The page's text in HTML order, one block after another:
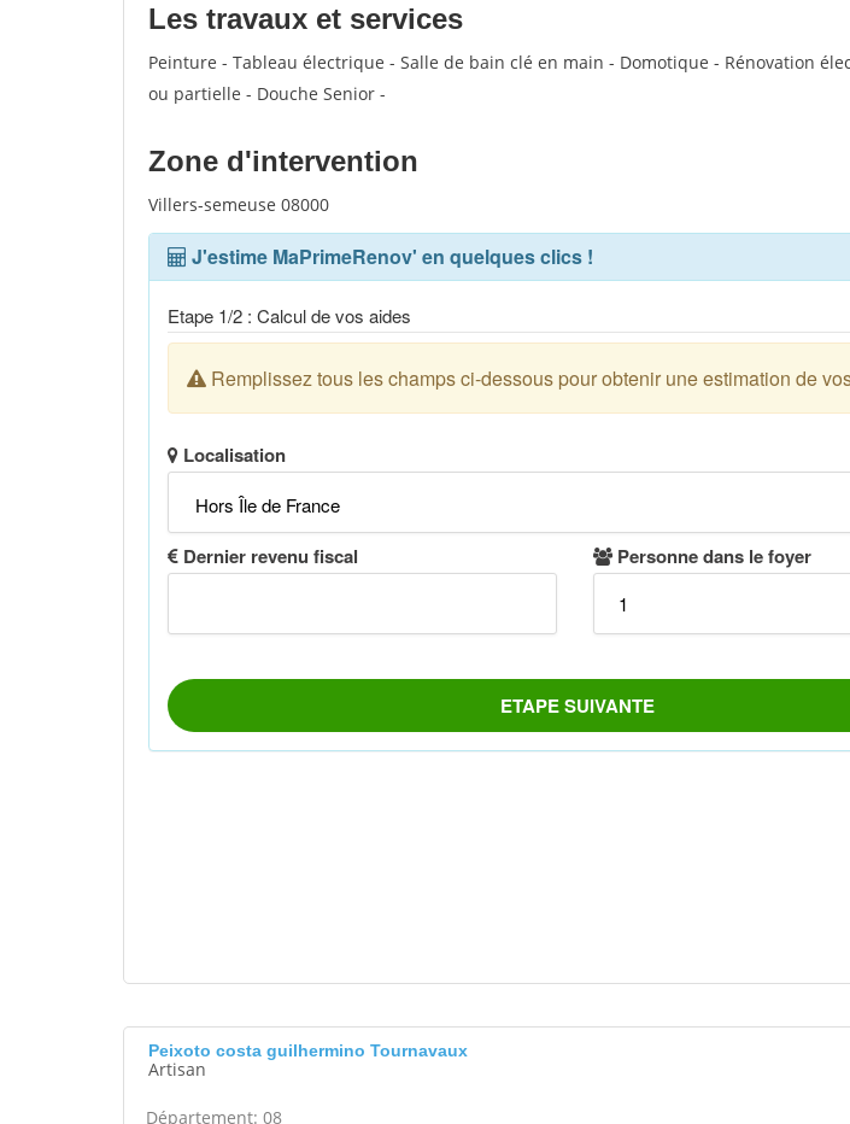
Les travaux et services
Peinture - Tableau électrique - Salle de bain clé en main - Domotique - Rénovation
ou partielle - Douche Senior -
Zone d'intervention
Villers-semeuse 08000
Peixoto costa guilhermino Tournavaux
Artisan
Département: 08